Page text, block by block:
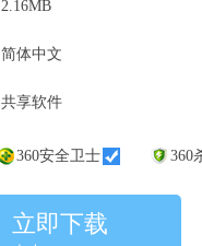
2.16MB
简体中文
共享软件
360安全卫士 360
立即下载